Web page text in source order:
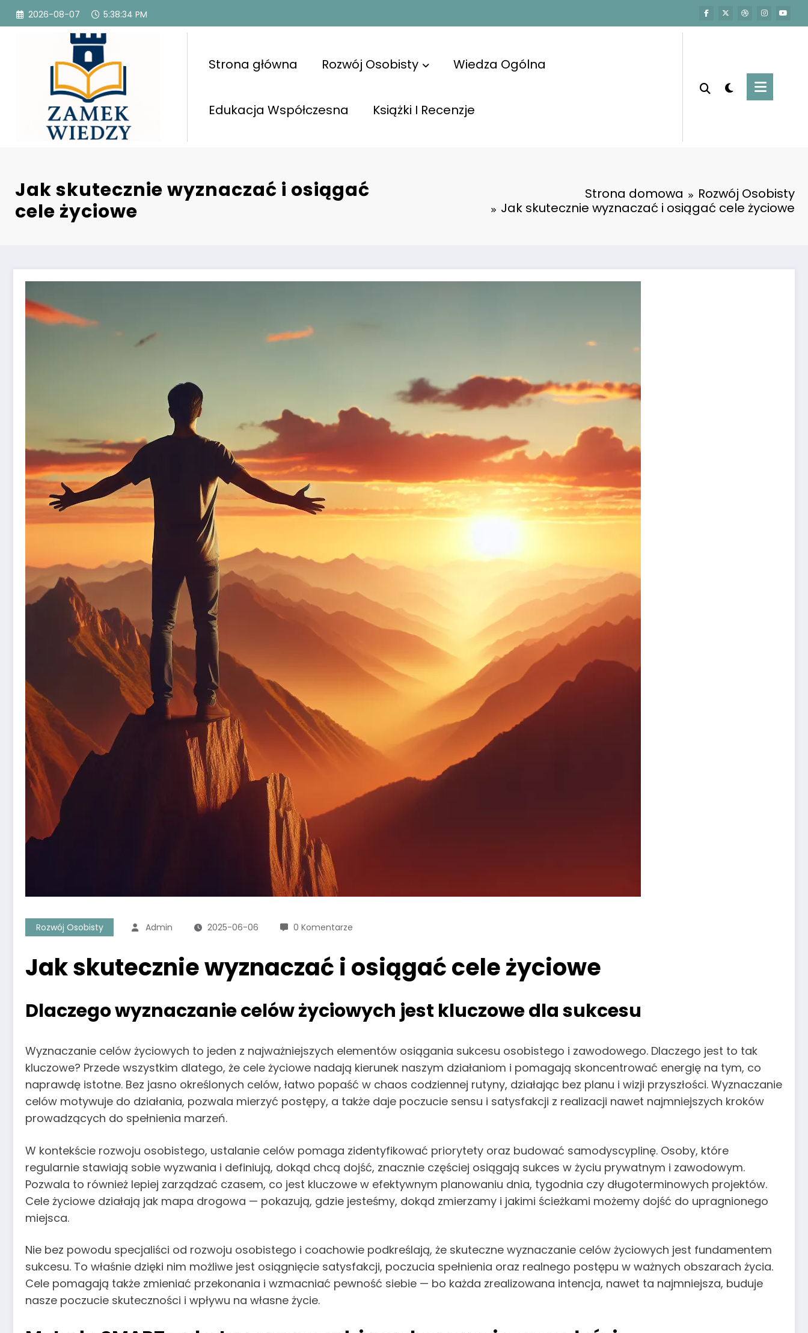
Przejdź
2026-08-07 5:38:36 PM
Strona główna Rozwój Osobisty Wiedza Ogólna
Edukacja Współczesna Książki I Recenzje
Jak skutecznie wyznaczać i osiągać
cele życiowe
Strona domowa
Rozwój Osobisty
Jak skutecznie wyznaczać i osiągać cele życiowe
Rozwój Osobisty Admin 2025-06-06 0 Komentarze
Jak skutecznie wyznaczać i osiągać cele życiowe
Dlaczego wyznaczanie celów życiowych jest kluczowe dla sukcesu
Wyznaczanie celów życiowych to jeden z najważniejszych elementów osiągania sukcesu osobistego i zawodowego. Dlaczego jest to tak
kluczowe? Przede wszystkim dlatego, że cele życiowe nadają kierunek naszym działaniom i pomagają skoncentrować energię na tym, co
naprawdę istotne. Bez jasno określonych celów, łatwo popaść w chaos codziennej rutyny, działając bez planu i wizji przyszłości. Wyznaczanie
celów motywuje do działania, pozwala mierzyć postępy, a także daje poczucie sensu i satysfakcji z realizacji nawet najmniejszych kroków
prowadzących do spełnienia marzeń.
W kontekście rozwoju osobistego, ustalanie celów pomaga zidentyfikować priorytety oraz budować samodyscyplinę. Osoby, które
regularnie stawiają sobie wyzwania i definiują, dokąd chcą dojść, znacznie częściej osiągają sukces w życiu prywatnym i zawodowym.
Pozwala to również lepiej zarządzać czasem, co jest kluczowe w efektywnym planowaniu dnia, tygodnia czy długoterminowych projektów.
Cele życiowe działają jak mapa drogowa — pokazują, gdzie jesteśmy, dokąd zmierzamy i jakimi ścieżkami możemy dojść do upragnionego
miejsca.
Nie bez powodu specjaliści od rozwoju osobistego i coachowie podkreślają, że skuteczne wyznaczanie celów życiowych jest fundamentem
sukcesu. To właśnie dzięki nim możliwe jest osiągnięcie satysfakcji, poczucia spełnienia oraz realnego postępu w ważnych obszarach życia.
Cele pomagają także zmieniać przekonania i wzmacniać pewność siebie — bo każda zrealizowana intencja, nawet ta najmniejsza, buduje
nasze poczucie skuteczności i wpływu na własne życie.